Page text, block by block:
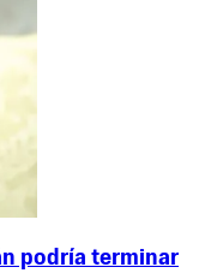
podría terminar